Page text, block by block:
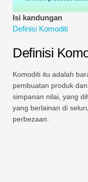
Bentuk penuh
Tutorial
Isi kandungan
Definisi Komoditi
Definisi
Komoditi itu adalah
pembuatan produk
simpanan nilai, yang
yang berlainan di
perbezaan.